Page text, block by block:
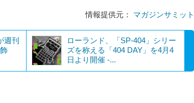
情報提供元： マガジンサミット
週刊
ローランド、「SP-404」シリー
ズを称える「404 DAY」を4月4
日より開催 -...